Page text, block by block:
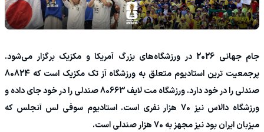
جام جهانی 2026 در ورزشگاه‌‎های بزرگ آمریکا و مکزیک برگزار می‌شود.
پرجمعیت ترین استادیوم متعلق به ورزشگاه آز تک مکزیک است که 80824
صندلی را در خود دارد. ورزشگاه مت لایف 80663 صندلی را در خود جای داده و
ورزشگاه دالاس نیز 70 هزار نفری است. استادیوم سوفی لس آنجلس که
میزبان ایران بود نیز مجهز به 70 هزار صندلی است.